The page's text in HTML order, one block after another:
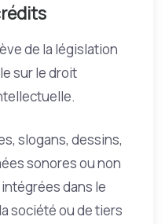
de la législation
sur le droit
slogans, dessins,
sonores ou non
dans le
société ou de tiers